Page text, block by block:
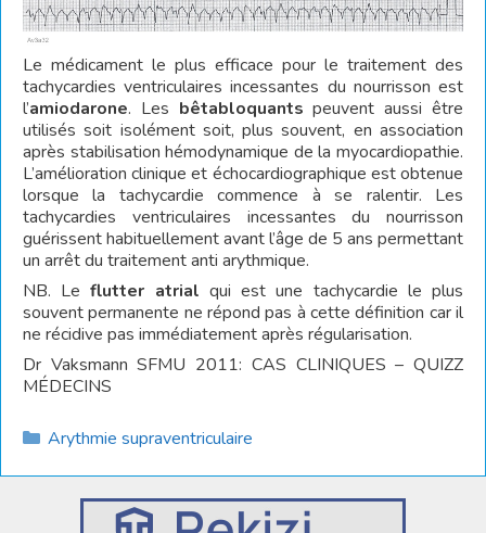
Le médicament le plus efficace pour le traitement des
tachycardies ventriculaires incessantes du nourrisson est
l’amiodarone. Les bêtabloquants peuvent aussi être
utilisés soit isolément soit, plus souvent, en association
après stabilisation hémodynamique de la myocardiopathie.
L’amélioration clinique et échocardiographique est obtenue
lorsque la tachycardie commence à se ralentir. Les
tachycardies ventriculaires incessantes du nourrisson
guérissent habituellement avant l’âge de 5 ans permettant
un arrêt du traitement anti arythmique.
NB. Leflutter atrial qui est une tachycardie le plus
souvent permanente ne répond pas à cette définition car il
ne récidive pas immédiatement après régularisation.
Dr Vaksmann SFMU 2011: CAS CLINIQUES – QUIZZ
MÉDECINS
Catégories
Arythmie supraventriculaire